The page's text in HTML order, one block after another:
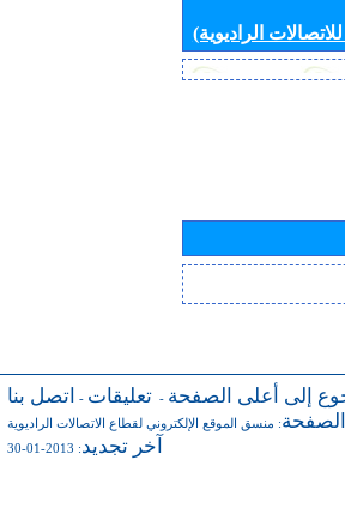
الراديوية)
إلى أعلى الصفحة - تعليقات - اتصل بنا
: منسق الموقع الإلكتروني لقطاع الاتصالات الراديوية
آخر تجديد: 2013-01-30